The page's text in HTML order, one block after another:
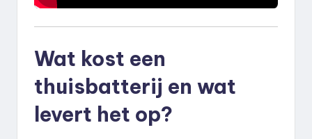
Wat kost een
thuisbatterij en wat
levert het op?